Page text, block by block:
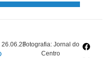
26.06.23Fotografia: Jornal do
Centro